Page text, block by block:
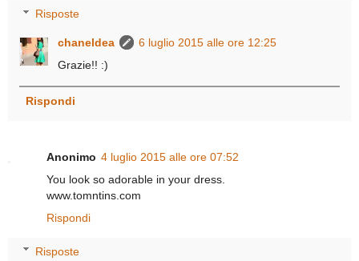
Risposte
chaneldea
6 luglio 2015 alle ore 12:25
Grazie!! :)
Rispondi
Anonimo 4 luglio 2015 alle ore 07:52
You look so adorable in your dress.
www.tomntins.com
Rispondi
Risposte